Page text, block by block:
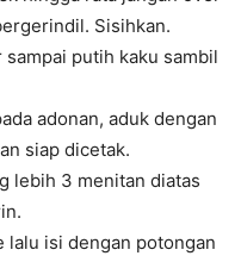
Sisihkan.
putih kaku sambil
adonan, aduk dengan
siap dicetak.
lebih 3 menitan diatas
lalu isi dengan potongan